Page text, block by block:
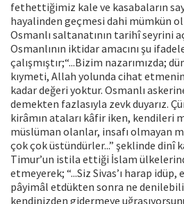
fethettiğimiz kale ve kasabaların
hayalinden geçmesi dahi mümkün
Osmanlı saltanatının tarihî seyrini
Osmanlının iktidar amacını şu
çalışmıştır;“...Bizim nazarımızda;
kıymeti, Allah yolunda cihat
kadar değeri yoktur. Osmanlı
demekten fazlasıyla zevk duyarız.
kirâmın ataları kâfir iken, kendileri
müslüman olanlar, insafı olmayan
çok çok üstündürler...” şeklinde dinî
Timur’un istila ettiği İslam
etmeyerek; “...Siz Sivas’ı harap idüp,
pâyimâl etdükten sonra ne
kendinizden gidermeye